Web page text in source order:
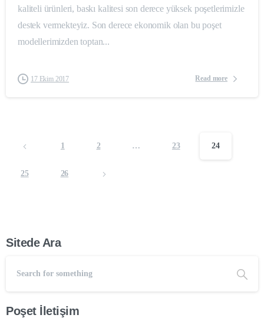
kaliteli ürünleri, baskı kalitesi son derece yüksek poşetlerimizle
destek vermekteyiz. Son derece ekonomik olan bu poşet
modellerimizden toptan...
17 Ekim 2017 Read more
1 2 … 23 24
25 26
Sitede Ara
Poşet İletişim